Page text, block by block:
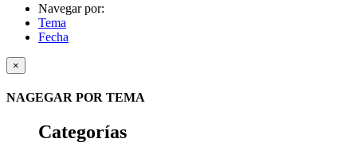
Navegar por:
Tema
Fecha
×
NAGEGAR POR TEMA
Categorías